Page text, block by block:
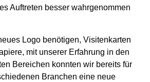
Auftreten besser wahrgenommen
Logo benötigen, Visitenkarten
mit unserer Erfahrung in den
Bereichen konnten wir bereits für
Branchen eine neue